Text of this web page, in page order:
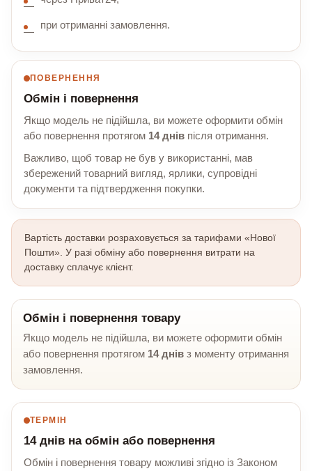
при отриманні замовлення.
ПОВЕРНЕННЯ
Обмін і повернення
Якщо модель не підійшла, ви можете оформити обмін
або повернення протягом 14 днів після отримання.
Важливо, щоб товар не був у використанні, мав
збережений товарний вигляд, ярлики, супровідні
документи та підтвердження покупки.
Вартість доставки розраховується за тарифами «Нової
Пошти». У разі обміну або повернення витрати на
доставку сплачує клієнт.
Обмін і повернення товару
Якщо модель не підійшла, ви можете оформити обмін
або повернення протягом 14 днів з моменту отримання
замовлення.
ТЕРМІН
14 днів на обмін або повернення
Обмін і повернення товару можливі згідно із Законом